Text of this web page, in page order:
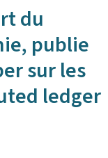
du
publie
sur les
ledger